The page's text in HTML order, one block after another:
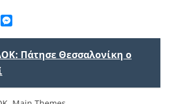
Copy
Πάτησε Θεσσαλονίκη ο